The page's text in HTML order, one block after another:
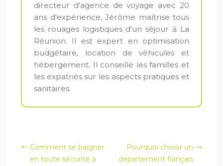
directeur d'agence de voyage avec 20
ans d'expérience, Jérôme maîtrise tous
les rouages logistiques d'un séjour à La
Réunion. Il est expert en optimisation
budgétaire, location de véhicules et
hébergement. Il conseille les familles et
les expatriés sur les aspects pratiques et
sanitaires.
Comment se baigner
en toute sécurité à
Pourquoi choisir un
département français